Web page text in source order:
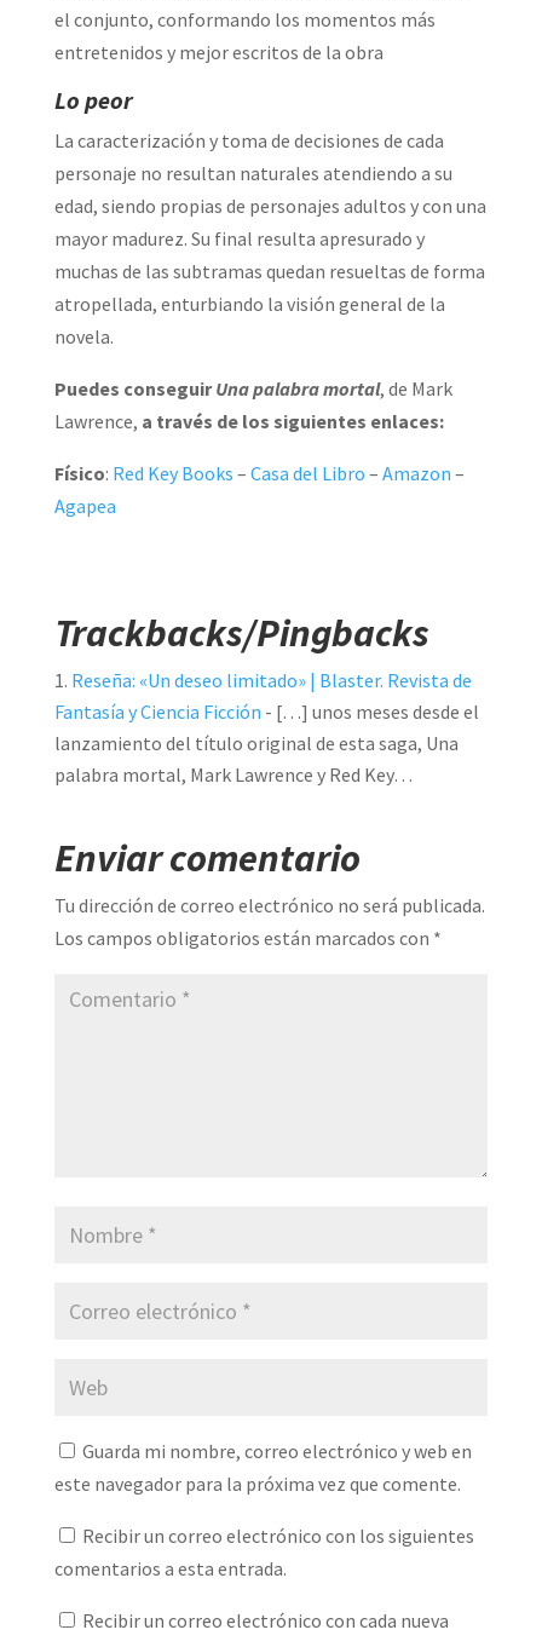
el conjunto, conformando los momentos más
entretenidos y mejor escritos de la obra
Lo peor
La caracterización y toma de decisiones de cada
personaje no resultan naturales atendiendo a su
edad, siendo propias de personajes adultos y con una
mayor madurez. Su final resulta apresurado y
muchas de las subtramas quedan resueltas de forma
atropellada, enturbiando la visión general de la
novela.
Puedes conseguirUna palabra mortal, de Mark
Lawrence, a través de los siguientes enlaces:
Físico: Red Key Books – Casa del Libro – Amazon –
Agapea
Trackbacks/Pingbacks
Reseña: «Un deseo limitado» | Blaster. Revista de
Fantasía y Ciencia Ficción - […] unos meses desde el
lanzamiento del título original de esta saga, Una
palabra mortal, Mark Lawrence y Red Key…
Enviar comentario
Tu dirección de correo electrónico no será publicada.
Los campos obligatorios están marcados con *
Guarda mi nombre, correo electrónico y web en
este navegador para la próxima vez que comente.
Recibir un correo electrónico con los siguientes
comentarios a esta entrada.
Recibir un correo electrónico con cada nueva